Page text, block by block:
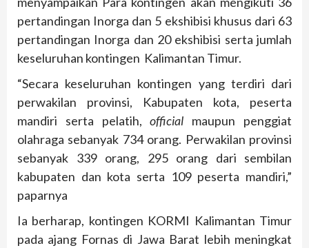
pertandingan Inorga dan 5 ekshibisi khusus dari 63
pertandingan Inorga dan 20 ekshibisi serta jumlah
keseluruhan kontingen Kalimantan Timur.
“Secara keseluruhan kontingen yang terdiri dari
perwakilan provinsi, Kabupaten kota, peserta
mandiri serta pelatih,official maupun penggiat
olahraga sebanyak 734 orang. Perwakilan provinsi
sebanyak 339 orang, 295 orang dari sembilan
kabupaten dan kota serta 109 peserta mandiri,”
paparnya
Ia berharap, kontingen KORMI Kalimantan Timur
pada ajang Fornas di Jawa Barat lebih meningkat